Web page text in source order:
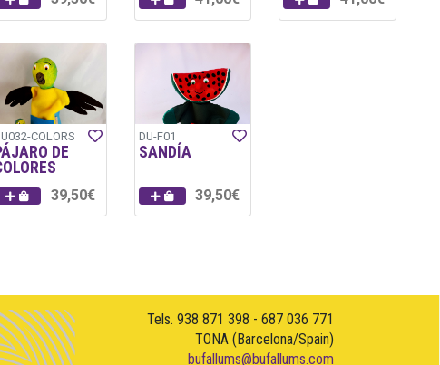
COLORS
DE
39,50€
DU-F01
SANDÍA
39,50€
Tels. 938 871 398 - 687 036 771
TONA (Barcelona/Spain)
bufallums@bufallums.com